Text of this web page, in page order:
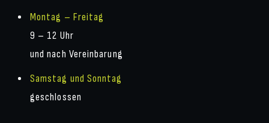
Montag – Freitag
9 – 12 Uhr
und nach Vereinbarung
Samstag und Sonntag
geschlossen